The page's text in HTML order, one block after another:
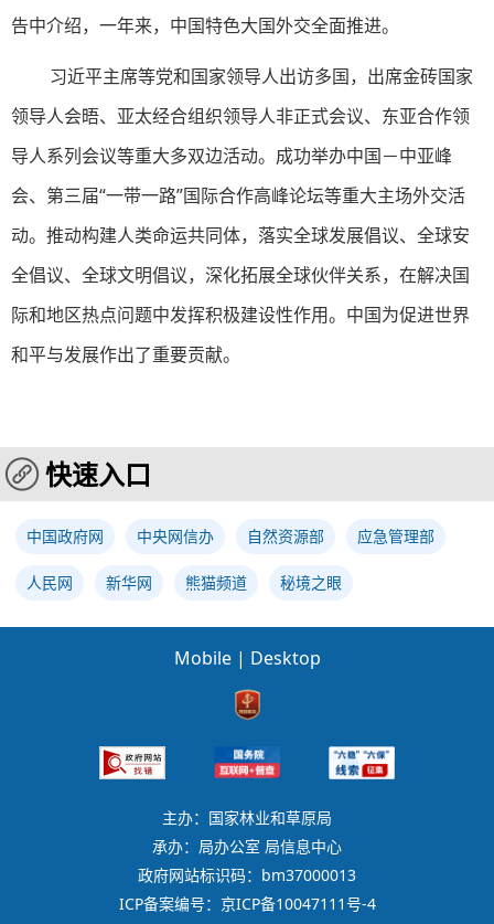
告中介绍，一年来，中国特色大国外交全面推进。
习近平主席等党和国家领导人出访多国，出席金砖国家
领导人会晤、亚太经合组织领导人非正式会议、东亚合作领
导人系列会议等重大多双边活动。成功举办中国－中亚峰
会、第三届“一带一路”国际合作高峰论坛等重大主场外交活
动。推动构建人类命运共同体，落实全球发展倡议、全球安
全倡议、全球文明倡议，深化拓展全球伙伴关系，在解决国
际和地区热点问题中发挥积极建设性作用。中国为促进世界
和平与发展作出了重要贡献。
快速入口
中国政府网 中央网信办 自然资源部 应急管理部
人民网 新华网 熊猫频道 秘境之眼
Mobile | Desktop
主办：国家林业和草原局
承办：局办公室 局信息中心
政府网站标识码：bm37000013
ICP备案编号：京ICP备10047111号-4